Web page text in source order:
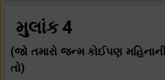
મુલાંક 4
(જો તમારો જન્મ કોઈપણ
તો)